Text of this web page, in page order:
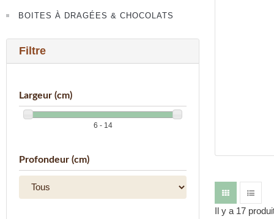
BOITES À DRAGÉES & CHOCOLATS
Filtre
Largeur (cm)
6 - 14
Profondeur (cm)
Il y a 17